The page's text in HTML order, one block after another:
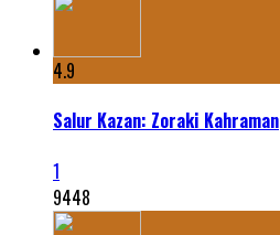
4.9
Salur Kazan: Zoraki Kahraman
1
9448